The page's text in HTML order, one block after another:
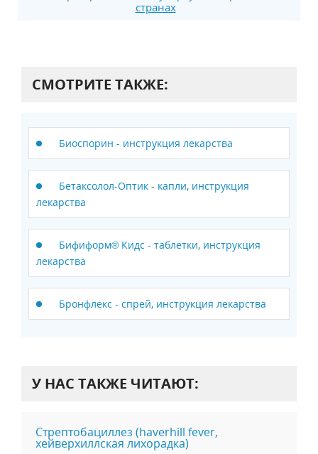
странах
СМОТРИТЕ ТАКЖЕ:
Биоспорин - инструкция лекарства
Бетаксолол-Оптик - капли, инструкция
лекарства
Бифиформ® Кидс - таблетки, инструкция
лекарства
Бронфлекс - спрей, инструкция лекарства
У НАС ТАКЖЕ ЧИТАЮТ:
Стрептобациллез (haverhill fever,
хейверхиллская лихорадка)